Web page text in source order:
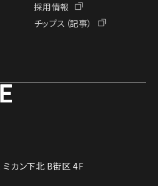
採用情報
チップス（記事）
カン下北 B街区 4F